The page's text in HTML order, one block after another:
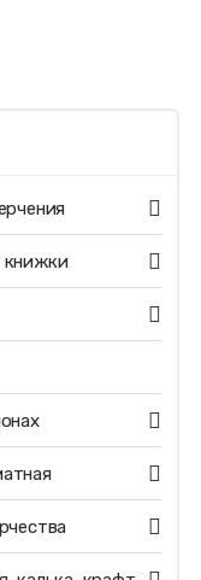
книжки